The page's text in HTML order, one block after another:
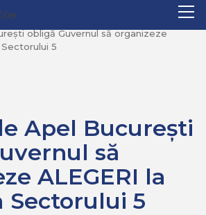
obligă Guvernul să organizeze
Sectorului 5
Apel București
să
ALEGERI la
Sectorului 5